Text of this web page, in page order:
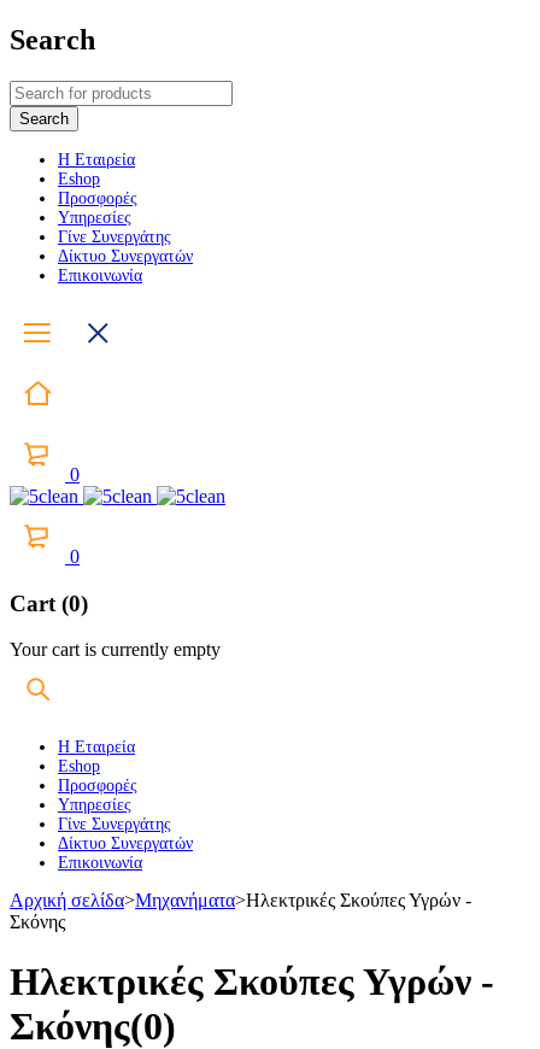
Search
Η Εταιρεία
Eshop
Προσφορές
Υπηρεσίες
Γίνε Συνεργάτης
Δίκτυο Συνεργατών
Επικοινωνία
0
0
Cart (0)
Your cart is currently empty
Η Εταιρεία
Eshop
Προσφορές
Υπηρεσίες
Γίνε Συνεργάτης
Δίκτυο Συνεργατών
Επικοινωνία
Αρχική σελίδα>Μηχανήματα>Ηλεκτρικές Σκούπες Υγρών -
Σκόνης
Ηλεκτρικές Σκούπες Υγρών -
Σκόνης(0)